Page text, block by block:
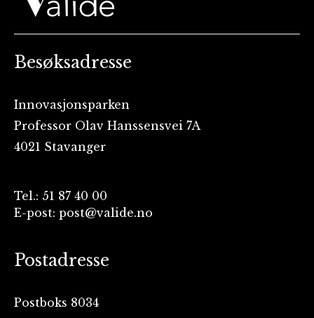
Besøksadresse
Innovasjonsparken
Professor Olav Hanssensvei 7A
4021 Stavanger
Tel.: 51 87 40 00
E-post: post@valide.no
Postadresse
Postboks 8034